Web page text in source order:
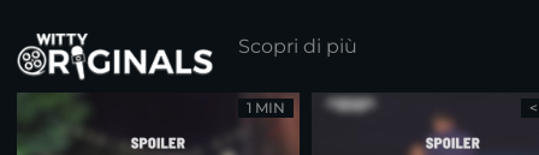
Scopri di più
1 MIN